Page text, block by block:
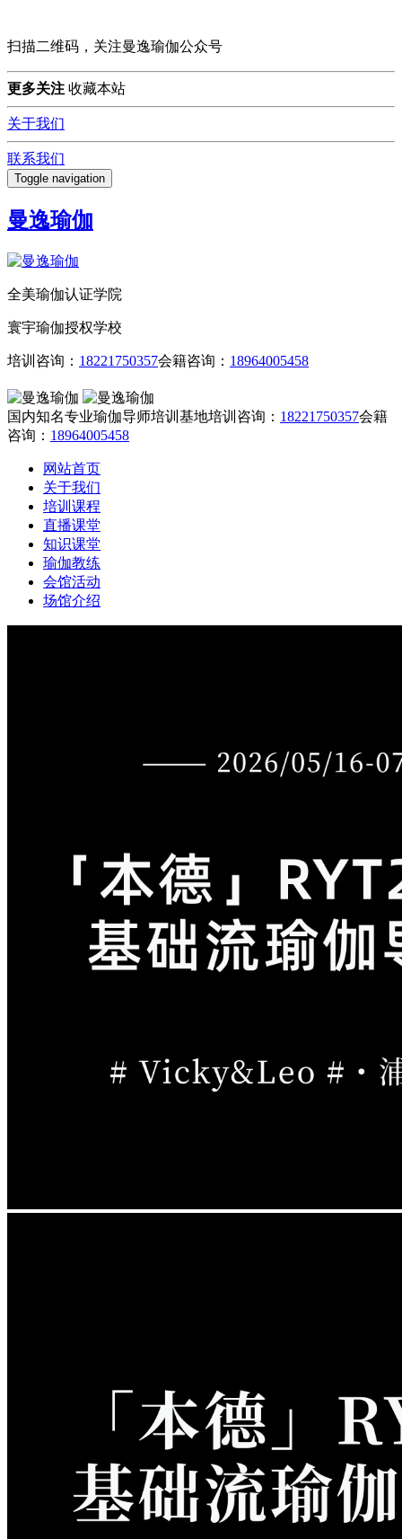
扫描二维码，关注曼逸瑜伽公众号
更多关注 收藏本站
关于我们
联系我们
Toggle navigation
曼逸瑜伽
全美瑜伽认证学院
寰宇瑜伽授权学校
培训咨询： 18221750357会籍咨询： 18964005458
国内知名专业瑜伽导师培训基地培训咨询： 18221750357会籍
咨询： 18964005458
网站首页
关于我们
培训课程
直播课堂
知识课堂
瑜伽教练
会馆活动
场馆介绍